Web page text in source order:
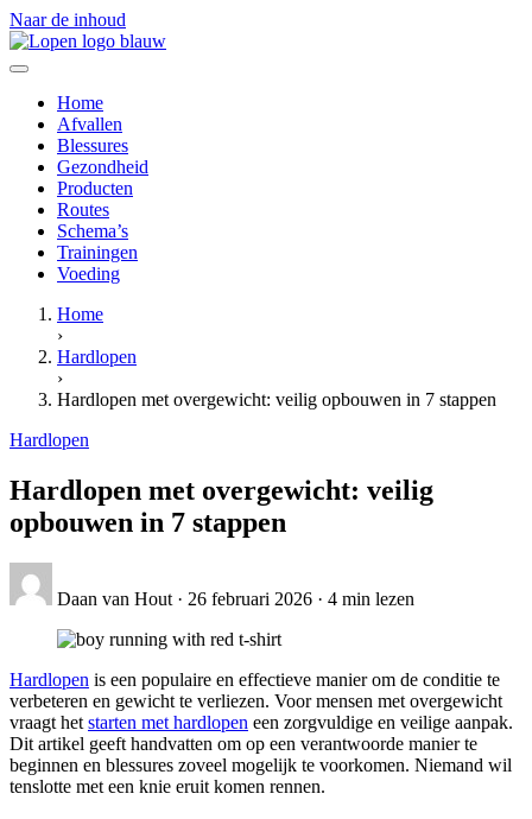
Naar de inhoud
Home
Afvallen
Blessures
Gezondheid
Producten
Routes
Schema’s
Trainingen
Voeding
Home
›
Hardlopen
›
Hardlopen met overgewicht: veilig opbouwen in 7 stappen
Hardlopen
Hardlopen met overgewicht: veilig
opbouwen in 7 stappen
Daan van Hout · 26 februari 2026 · 4 min lezen
Hardlopen is een populaire en effectieve manier om de conditie te
verbeteren en gewicht te verliezen. Voor mensen met overgewicht
vraagt het starten met hardlopen een zorgvuldige en veilige aanpak.
Dit artikel geeft handvatten om op een verantwoorde manier te
beginnen en blessures zoveel mogelijk te voorkomen. Niemand wil
tenslotte met een knie eruit komen rennen.